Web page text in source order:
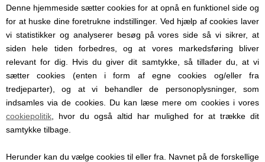
Denne hjemmeside sætter cookies for at opnå en funktionel side og
for at huske dine foretrukne indstillinger. Ved hjælp af cookies laver
vi statistikker og analyserer besøg på vores side så vi sikrer, at
siden hele tiden forbedres, og at vores markedsføring bliver
relevant for dig. Hvis du giver dit samtykke, så tillader du, at vi
sætter cookies (enten i form af egne cookies og/eller fra
tredjeparter), og at vi behandler de personoplysninger, som
indsamles via de cookies. Du kan læse mere om cookies i vores
cookiepolitik , hvor du også altid har mulighed for at trække dit
samtykke tilbage.
Herunder kan du vælge cookies til eller fra. Navnet på de forskellige
449,00 DKK